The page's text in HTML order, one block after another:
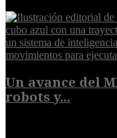
Un avance del
robots y...